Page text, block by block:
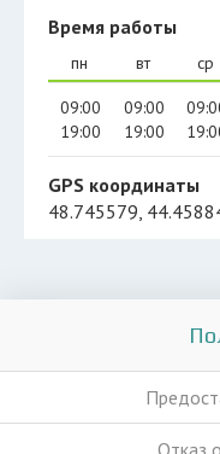
Время работы
пн
09:00
19:00
вт
09:00
19:00
ср
GPS координаты
48.745579,
Отказ